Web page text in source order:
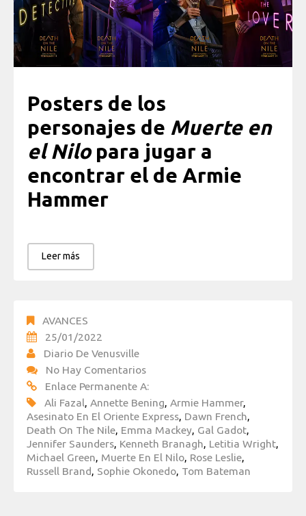
Posters de los
personajes de Muerte en
el Nilopara jugar a
encontrar el de Armie
Hammer
Leer más
AVANCES
25/01/2022
Diario De Venusville
No Hay Comentarios
Enlace Permanente A:
Ali Fazal, Annette Bening, Armie Hammer,
Asesinato En El Oriente Express, Dawn French,
Death On The Nile, Emma Mackey, Gal Gadot,
Jennifer Saunders, Kenneth Branagh, Letitia Wright,
Michael Green, Muerte En El Nilo, Rose Leslie,
Russell Brand, Sophie Okonedo, Tom Bateman